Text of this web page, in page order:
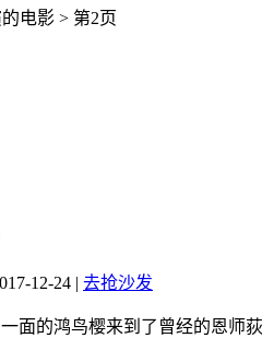
电影 > 第2页
12-24 | 去抢沙发
面的鸿鸟樱来到了曾经的恩